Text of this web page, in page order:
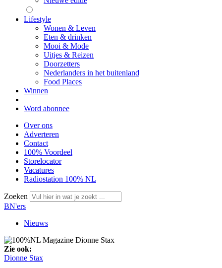
Lifestyle
Wonen & Leven
Eten & drinken
Mooi & Mode
Uitjes & Reizen
Doorzetters
Nederlanders in het buitenland
Food Places
Winnen
Word abonnee
Over ons
Adverteren
Contact
100% Voordeel
Storelocator
Vacatures
Radiostation 100% NL
Zoeken
BN'ers
Nieuws
Zie ook:
Dionne Stax